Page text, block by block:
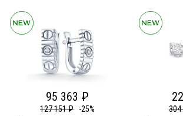
95 363 ₽
127 151 ₽ -25%